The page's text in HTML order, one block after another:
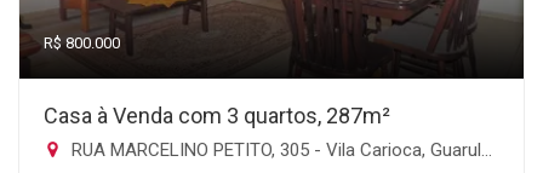
R$ 800.000
Casa à Venda com 3 quartos, 287m²
RUA MARCELINO PETITO, 305 - Vila Carioca, Guarulhos-SP